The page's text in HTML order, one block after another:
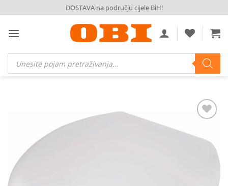
to
content
DOSTAVA na području cijele BiH!
Products
search
na
listu